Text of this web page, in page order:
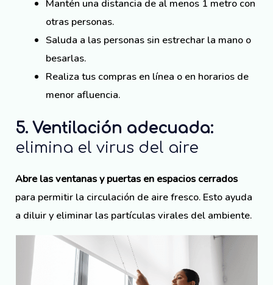
Mantén una distancia de al menos 1 metro con
otras personas.
Saluda a las personas sin estrechar la mano o
besarlas.
Realiza tus compras en línea o en horarios de
menor afluencia.
5. Ventilación adecuada:
elimina el virus del aire
Abre las ventanas y puertas en espacios cerrados
para permitir la circulación de aire fresco. Esto ayuda
a diluir y eliminar las partículas virales del ambiente.